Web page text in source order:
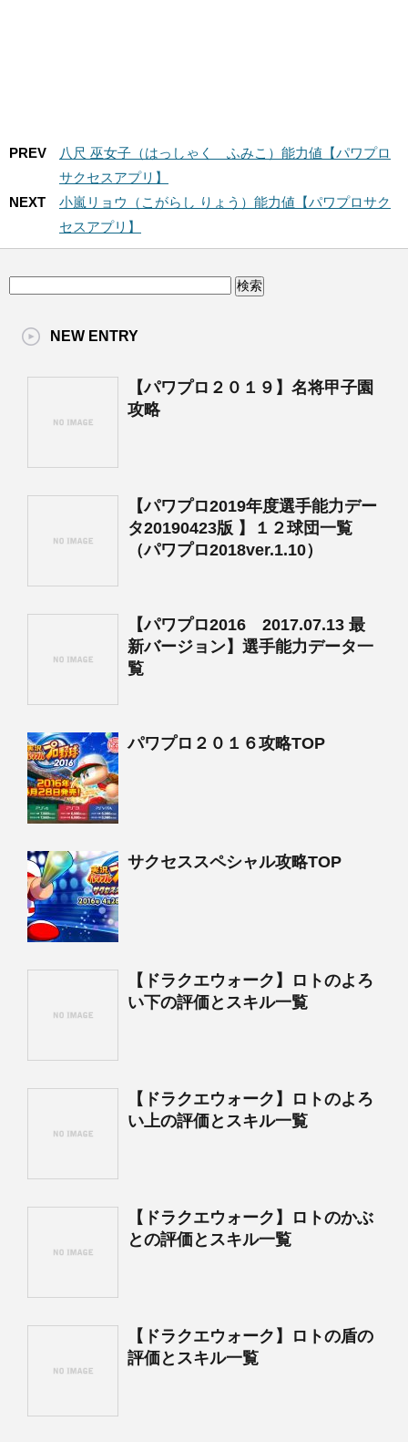
PREV
八尺 巫女子（はっしゃく ふみこ）能力値【パワプロ
サクセスアプリ】
NEXT
小嵐リョウ（こがらし りょう）能力値【パワプロサク
セスアプリ】
NEW ENTRY
【パワプロ２０１９】名将甲子園
攻略
【パワプロ2019年度選手能力デー
タ20190423版 】１２球団一覧
（パワプロ2018ver.1.10）
【パワプロ2016 2017.07.13 最
新バージョン】選手能力データ一
覧
パワプロ２０１６攻略TOP
サクセススペシャル攻略TOP
【ドラクエウォーク】ロトのよろ
い下の評価とスキル一覧
【ドラクエウォーク】ロトのよろ
い上の評価とスキル一覧
【ドラクエウォーク】ロトのかぶ
との評価とスキル一覧
【ドラクエウォーク】ロトの盾の
評価とスキル一覧